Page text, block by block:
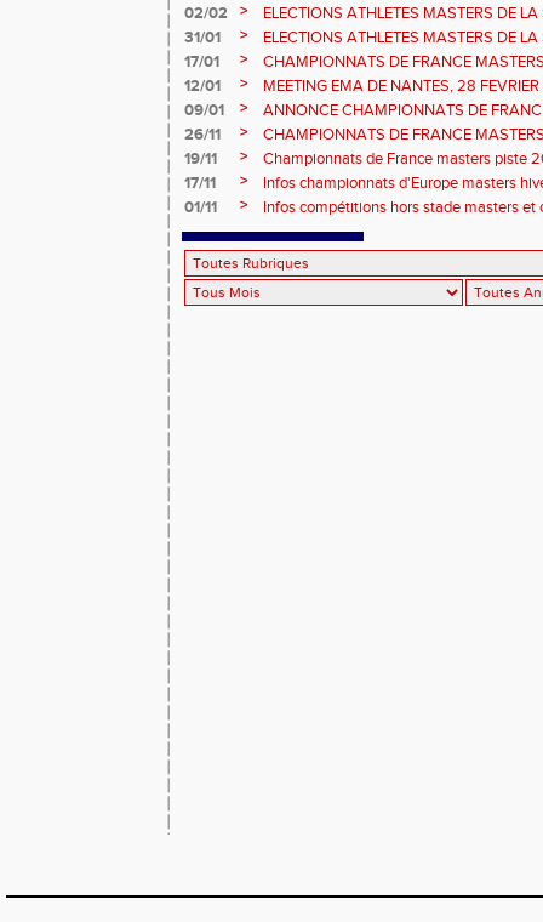
02/02
>
ELECTIONS ATHLETES MASTERS DE
vote : athlètes femmes.
31/01 >
ELECTIONS ATHLETES MASTERS DE
17/01
>
CHAMPIONNATS DE FRANCE
informations sur les inscriptions et report
12/01 >
MEETING EMA DE NANTES, 28
09/01
>
ANNONCE CHAMPIONNATS DE
ÉPREUVES COMBINÉES ET ÉPREUVES
26/11 >
CHAMPIONNATS DE FRANCE
2026, site de l'organisation.
19/11 >
Championnats de France masters piste
17/11
>
Infos championnats d'Europe masters
01/11
> Infos compétitions hors stade masters et